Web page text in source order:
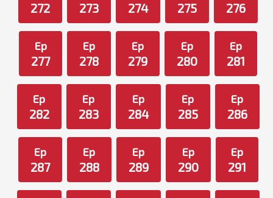
272 273 274 275 276
Ep
277
Ep
278
Ep
279
Ep
280
Ep
281
Ep
282
Ep
283
Ep
284
Ep
285
Ep
286
Ep
287
Ep
288
Ep
289
Ep
290
Ep
291